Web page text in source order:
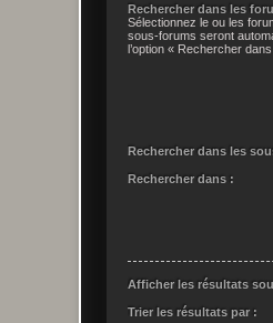
Rechercher dans les
Sélectionnez le ou les
sous-forums seront
l’option « Rechercher
Rechercher dans les
Rechercher dans :
Afficher les résultats
Trier les résultats par :